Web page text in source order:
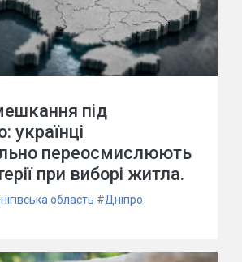
під
українці
переосмислюють
при виборі житла.
область #Дніпро